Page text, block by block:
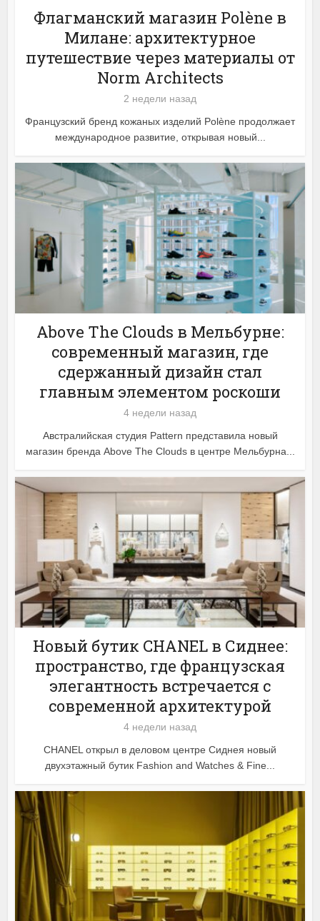
Флагманский магазин Polène в
Милане: архитектурное
путешествие через материалы от
Norm Architects
2 недели назад
Французский бренд кожаных изделий Polène продолжает
международное развитие, открывая новый...
Above The Clouds в Мельбурне:
современный магазин, где
сдержанный дизайн стал
главным элементом роскоши
4 недели назад
Австралийская студия Pattern представила новый
магазин бренда Above The Clouds в центре Мельбурна...
Новый бутик CHANEL в Сиднее:
пространство, где французская
элегантность встречается с
современной архитектурой
4 недели назад
CHANEL открыл в деловом центре Сиднея новый
двухэтажный бутик Fashion and Watches & Fine...